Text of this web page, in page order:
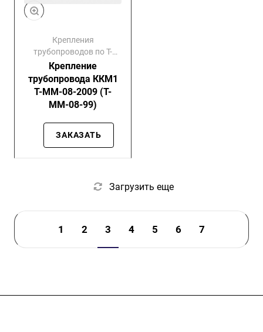
Крепления
трубопроводов по Т-
ММ-08-99
Крепление
трубопровода ККМ1
Т-ММ-08-2009 (Т-
ММ-08-99)
ЗАКАЗАТЬ
Загрузить еще
1 2 3 4 5 6 7